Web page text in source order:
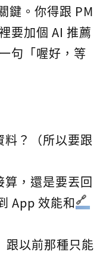
鍵。你得跟 PM
要加個 AI 推薦
句「喔好，等
？（所以要跟
，還是要丟回
App 效能和
跟以前那種只能